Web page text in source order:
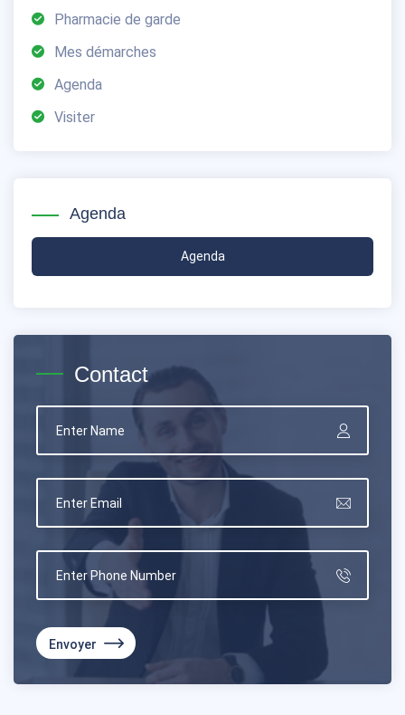
Pharmacie de garde
Mes démarches
Agenda
Visiter
Agenda
Agenda
Contact
Envoyer